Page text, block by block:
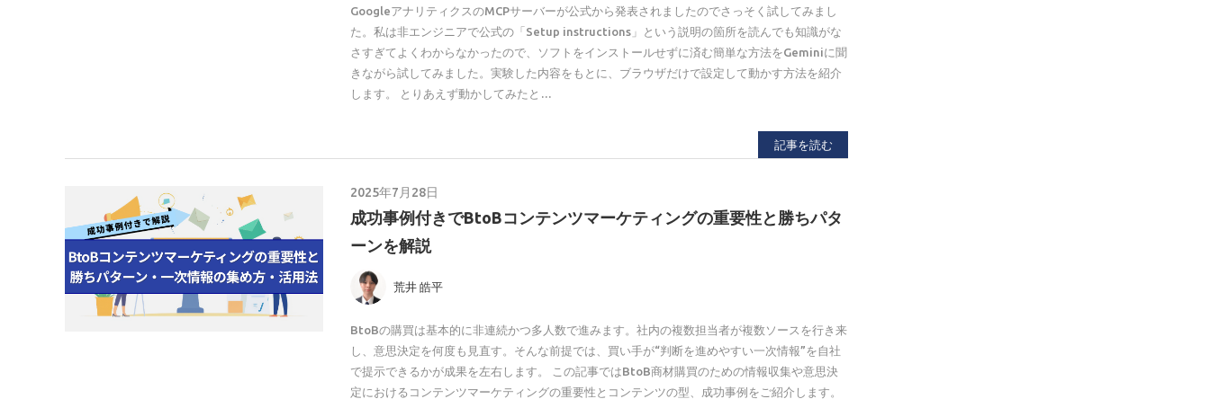
GoogleアナリティクスのMCPサーバーが公式から発表されましたのでさっそく試してみまし
た。私は非エンジニアで公式の「Setup instructions」という説明の箇所を読んでも知識がな
さすぎてよくわからなかったので、ソフトをインストールせずに済む簡単な方法をGeminiに聞
きながら試してみました。実験した内容をもとに、ブラウザだけで設定して動かす方法を紹介
します。 とりあえず動かしてみたと…
記事を読む
2025年7月28日
成功事例付きでBtoBコンテンツマーケティングの重要性と勝ちパタ
ーンを解説
荒井 皓平
BtoBの購買は基本的に非連続かつ多人数で進みます。社内の複数担当者が複数ソースを行き来
し、意思決定を何度も見直す。そんな前提では、買い手が“判断を進めやすい一次情報”を自社
で提示できるかが成果を左右します。 この記事ではBtoB商材購買のための情報収集や意思決
定におけるコンテンツマーケティングの重要性とコンテンツの型、成功事例をご紹介します。